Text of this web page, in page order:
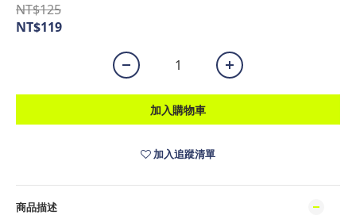
NT$125
NT$119
加入購物車
加入追蹤清單
商品描述